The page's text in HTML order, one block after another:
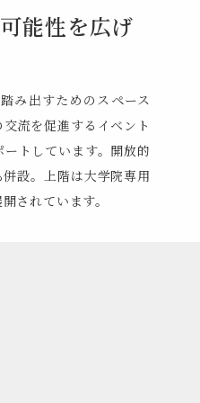
能性を広げ
み出すためのスペース
流を促進するイベント
トしています。開放的
設。上階は大学院専用
されています。